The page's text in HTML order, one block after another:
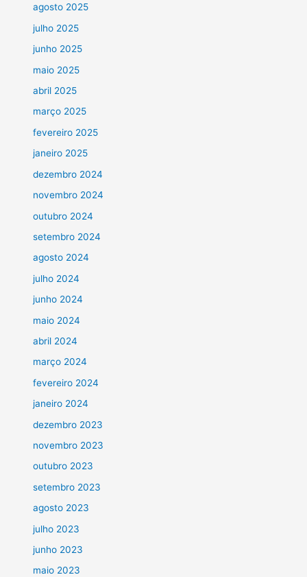
agosto 2025
julho 2025
junho 2025
maio 2025
abril 2025
março 2025
fevereiro 2025
janeiro 2025
dezembro 2024
novembro 2024
outubro 2024
setembro 2024
agosto 2024
julho 2024
junho 2024
maio 2024
abril 2024
março 2024
fevereiro 2024
janeiro 2024
dezembro 2023
novembro 2023
outubro 2023
setembro 2023
agosto 2023
julho 2023
junho 2023
maio 2023